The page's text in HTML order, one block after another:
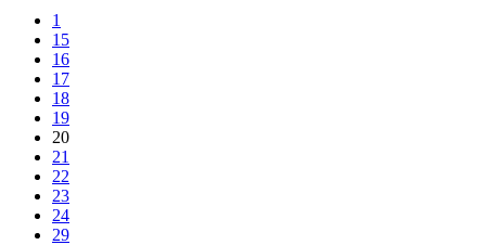
1
15
16
17
18
19
20
21
22
23
24
29